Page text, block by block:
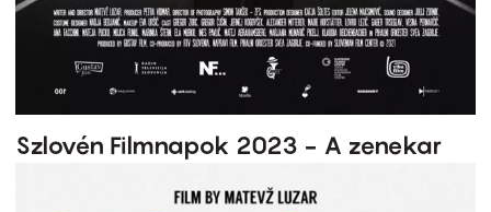
Szlovén Filmnapok 2023 - A zenekar